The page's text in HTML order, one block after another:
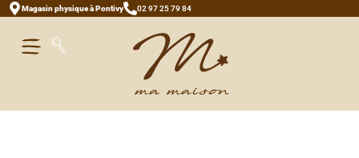
Magasin physique à Pontivy 02 97 25 79 84